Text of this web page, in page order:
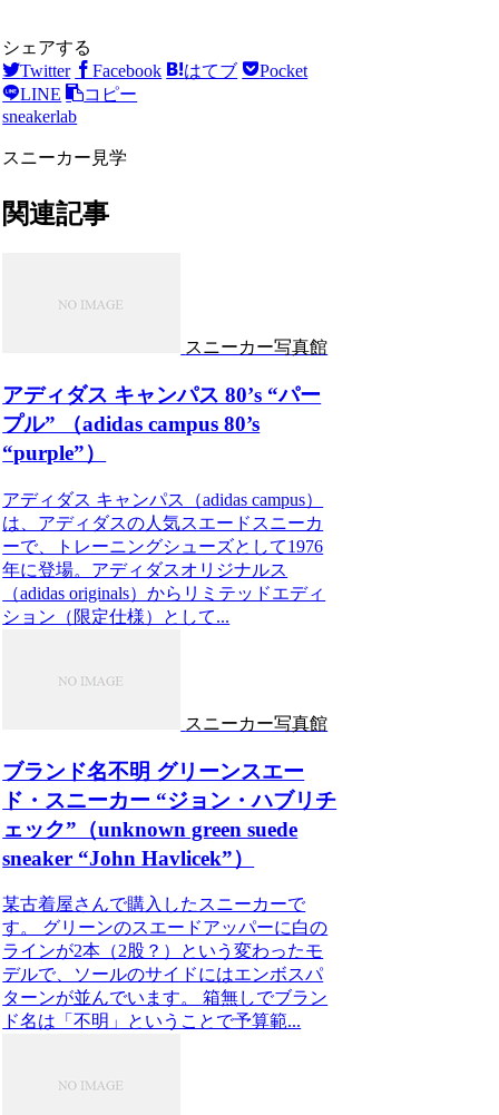
シェアする
Twitter
Facebook はてブ
Pocket
LINE
コピー
sneakerlab
スニーカー見学
関連記事
スニーカー写真館
アディダス キャンパス 80’s “パー
プル” （adidas campus 80’s
“purple”）
アディダス キャンパス（adidas campus）
は、アディダスの人気スエードスニーカ
ーで、トレーニングシューズとして1976
年に登場。アディダスオリジナルス
（adidas originals）からリミテッドエディ
ション（限定仕様）として...
スニーカー写真館
ブランド名不明 グリーンスエー
ド・スニーカー “ジョン・ハブリチ
ェック”（unknown green suede
sneaker “John Havlicek”）
某古着屋さんで購入したスニーカーで
す。 グリーンのスエードアッパーに白の
ラインが2本（2股？）という変わったモ
デルで、ソールのサイドにはエンボスパ
ターンが並んでいます。 箱無しでブラン
ド名は「不明」ということで予算範...